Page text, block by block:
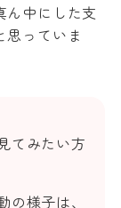
ん中にした支
思っていま
てみたい方
様子は、